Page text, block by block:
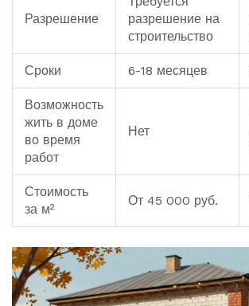
Разрешение
разрешение на
строительство
Сроки 6-18 месяцев
Возможность
жить в доме
во время
работ
Нет
Стоимость
за м²
От 45 000 руб.